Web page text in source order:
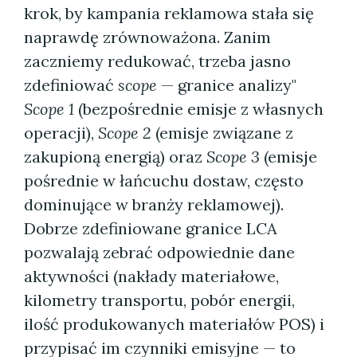
krok, by kampania reklamowa stała się
naprawdę zrównoważona. Zanim
zaczniemy redukować, trzeba jasno
zdefiniować scope — granice analizy"
Scope 1 (bezpośrednie emisje z własnych
operacji), Scope 2 (emisje związane z
zakupioną energią) oraz Scope 3 (emisje
pośrednie w łańcuchu dostaw, często
dominujące w branży reklamowej).
Dobrze zdefiniowane granice LCA
pozwalają zebrać odpowiednie dane
aktywności (nakłady materiałowe,
kilometry transportu, pobór energii,
ilość produkowanych materiałów POS) i
przypisać im czynniki emisyjne — to